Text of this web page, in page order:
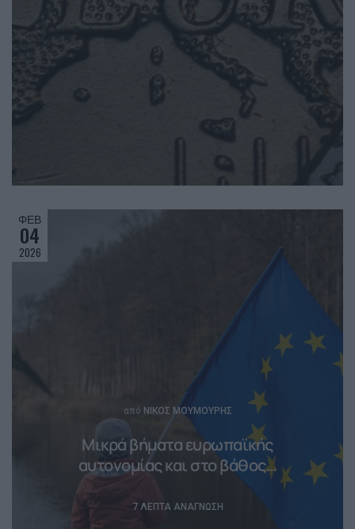
ΦΕΒ
04
2026
Posted
από ΝΊΚΟΣ ΜΟΥΜΟΎΡΗΣ
Μικρά βήματα ευρωπαϊκής
αυτονομίας και στο βάθος…
7 ΛΕΠΤΆ ΑΝΆΓΝΩΣΗ